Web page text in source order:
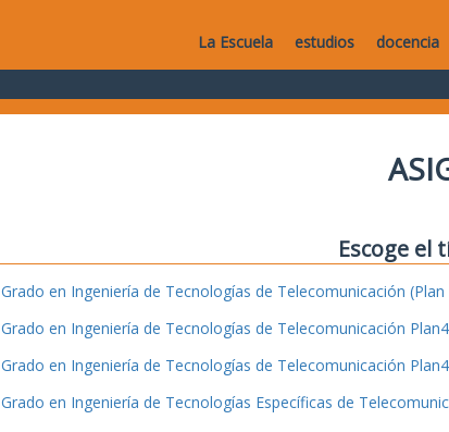
La Escuela estudios docencia
Escoge el
Grado en Ingeniería de Tecnologías de Telecomunicación (Plan
Grado en Ingeniería de Tecnologías de Telecomunicación
Grado en Ingeniería de Tecnologías de Telecomunicación
Grado en Ingeniería de Tecnologías Específicas de